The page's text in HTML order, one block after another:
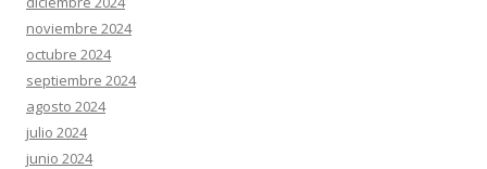
noviembre 2024
octubre 2024
septiembre 2024
agosto 2024
julio 2024
junio 2024